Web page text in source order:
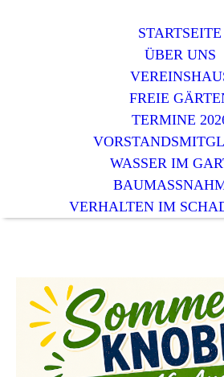
STARTSEITE
ÜBER UNS
FREIE
TERMINE
WASSER IM
VERHALTEN IM